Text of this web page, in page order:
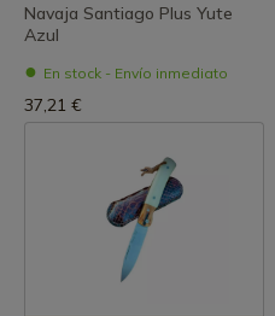
Navaja Santiago Plus Yute
Azul
En stock - Envío inmediato
37,21 €